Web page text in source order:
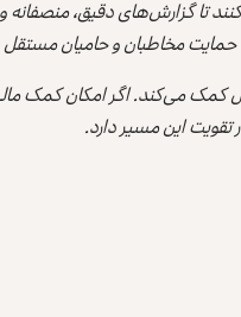
تا گزارش‌های دقیق،
حمایت مخاطبان و حامیان
کمک می‌کند. اگر امکان کمک
این مسیر دارد.